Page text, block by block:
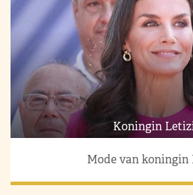
Koningin
Mode van koningin